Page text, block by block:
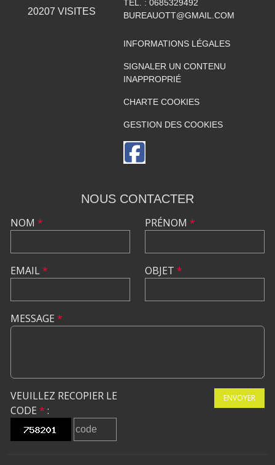
20207 VISITES
TÉL. : 0685329492
BUREAUOTT@GMAIL.COM
INFORMATIONS LÉGALES
SIGNALER UN CONTENU
INAPPROPRIÉ
CHARTE COOKIES
GESTION DES COOKIES
NOUS CONTACTER
NOM *
EMAIL*
PRÉNOM *
OBJET *
MESSAGE *
VEUILLEZ RECOPIER LE
CODE * :
ENVOYER